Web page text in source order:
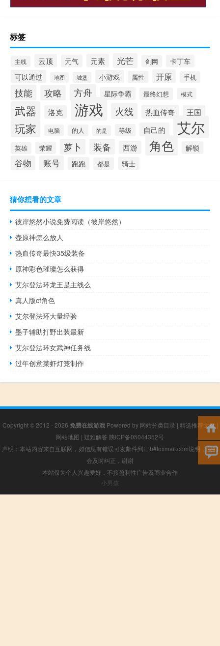
标签
主线 云顶 元气 元素 光芒 剑网 卡丁车
可以通过 地图 城堡 小游戏 属性 开原 手机
技能 攻略 方舟 星际争霸 最终幻想 模式
武器 洛克 游戏 火线 热血传奇 王国
玩家 电脑 的人 的是 等级 自己的 艾尔
英雄 荣耀 萝卜 装备 西游 角色 解锁
谷物 账号 跑跑 都是 骑士
猜你想看的文章
彼岸悠然小说免费阅读（彼岸悠然）
壶原神怎么放人
热血传奇最快35级装备
原神彩色璀璨怎么获得
艾尔登法环龙王是主线么
真人版cf角色
艾尔登法环大量经验
墨子辅助打野出装最新
艾尔登法环女武神任务线
过年创意菜虾灯笼制作
Copyright © 2012 - 2026 免费在线游戏Powered by 网站分类目录 | 精选推荐文章|
网站地图 | 疑难解答 陕ICP备05044352号
声明：本站内容来自互联网，如信息有错误可发邮件到f_fb#foxmail.com说明，我们
会及时纠正，谢谢
本站仅为个人兴趣爱好，不接盈利性广告及商业合作
小男孩